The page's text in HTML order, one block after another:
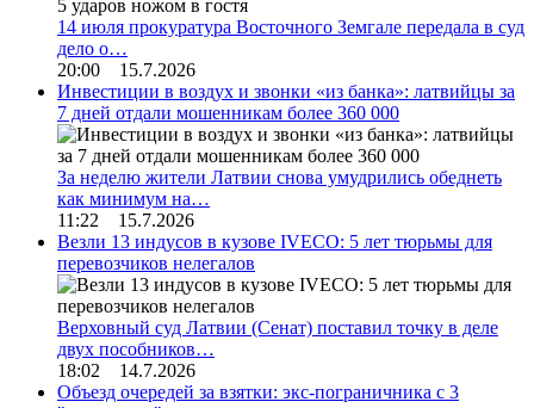
14 июля прокуратура Восточного Земгале передала в суд
дело о…
20:00 15.7.2026
Инвестиции в воздух и звонки «из банка»: латвийцы за
7 дней отдали мошенникам более 360 000
За неделю жители Латвии снова умудрились обеднеть
как минимум на…
11:22 15.7.2026
Везли 13 индусов в кузове IVECO: 5 лет тюрьмы для
перевозчиков нелегалов
Верховный суд Латвии (Сенат) поставил точку в деле
двух пособников…
18:02 14.7.2026
Объезд очередей за взятки: экс-пограничника с 3